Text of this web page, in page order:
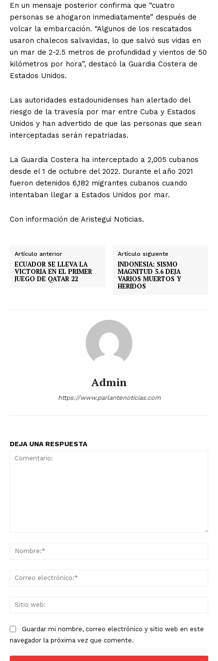
En un mensaje posterior confirma que “cuatro
personas se ahogaron inmediatamente” después de
volcar la embarcación. “Algunos de los rescatados
usaron chalecos salvavidas, lo que salvó sus vidas en
un mar de 2-2.5 metros de profundidad y vientos de 50
kilómetros por hora”, destacó la Guardia Costera de
Estados Unidos.
Las autoridades estadounidenses han alertado del
riesgo de la travesía por mar entre Cuba y Estados
Unidos y han advertido de que las personas que sean
interceptadas serán repatriadas.
La Guardia Costera ha interceptado a 2,005 cubanos
desde el 1 de octubre del 2022. Durante el año 2021
fueron detenidos 6,182 migrantes cubanos cuando
intentaban llegar a Estados Unidos por mar.
Con información de Aristegui Noticias.
Artículo anterior
ECUADOR SE LLEVA LA
VICTORIA EN EL PRIMER
JUEGO DE QATAR 22
Artículo siguiente
INDONESIA: SISMO
MAGNITUD 5.6 DEJA
VARIOS MUERTOS Y
HERIDOS
Admin
https://www.parlantenoticias.com
DEJA UNA RESPUESTA
Guardar mi nombre, correo electrónico y sitio web en este
navegador la próxima vez que comente.